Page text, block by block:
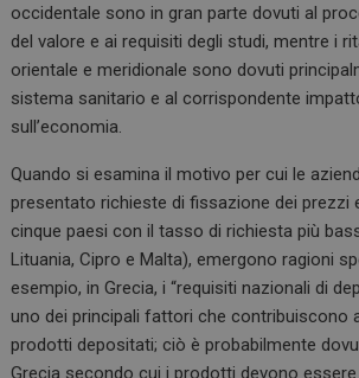
occidentale sono in gran parte dovuti al
del valore e ai requisiti degli studi, mentre i
orientale e meridionale sono dovuti
sistema sanitario e al corrispondente
sull’economia.
Quando si esamina il motivo per cui le
presentato richieste di fissazione dei prezzi
cinque paesi con il tasso di richiesta più
Lituania, Cipro e Malta), emergono ragioni
esempio, in Grecia, i “requisiti nazionali di
uno dei principali fattori che contribuiscono
prodotti depositati; ciò è probabilmente
Grecia secondo cui i prodotti devono essere